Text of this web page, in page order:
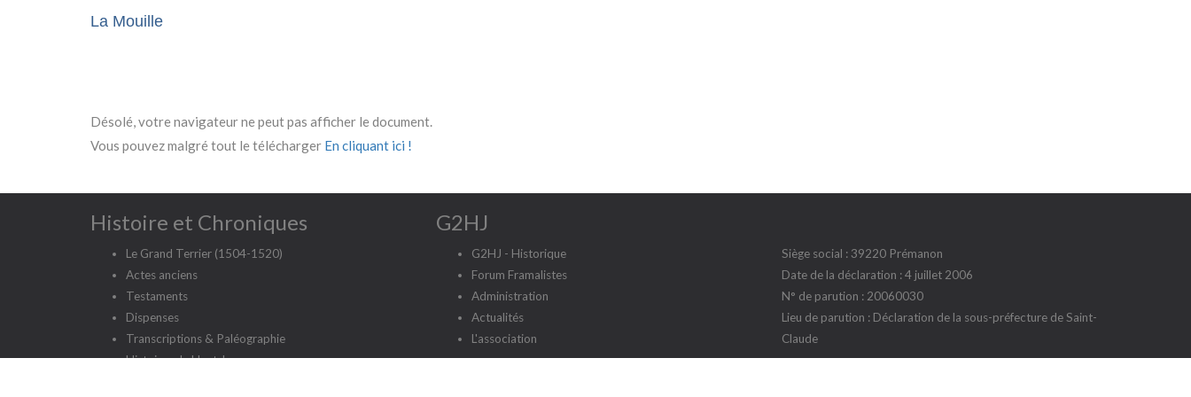
La Mouille
Désolé, votre navigateur ne peut pas afficher le document.
Vous pouvez malgré tout le télécharger En cliquant ici !
Histoire et Chroniques
Le Grand Terrier (1504-1520)
Actes anciens
Testaments
Dispenses
Transcriptions & Paléographie
Histoires du Haut Jura
G2HJ
G2HJ - Historique
Forum Framalistes
Administration
Actualités
L'association
Siège social : 39220 Prémanon
Date de la déclaration : 4 juillet 2006
N° de parution : 20060030
Lieu de parution : Déclaration de la sous-préfecture de Saint-
Claude